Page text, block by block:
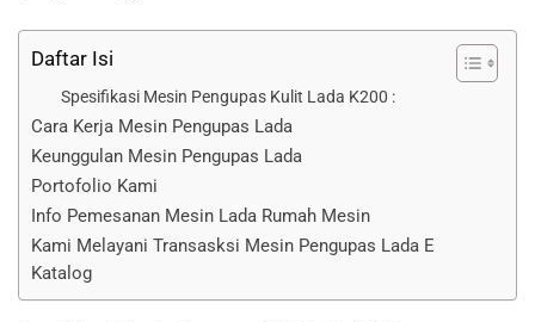
Daftar Isi
Spesifikasi Mesin Pengupas Kulit Lada K200 :
Cara Kerja Mesin Pengupas Lada
Keunggulan Mesin Pengupas Lada
Portofolio Kami
Info Pemesanan Mesin Lada Rumah Mesin
Kami Melayani Transasksi Mesin Pengupas Lada E
Katalog